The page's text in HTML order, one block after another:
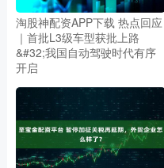
淘股神配资APP下载 热点回应
｜首批L3级车型获批上路
&#32;我国自动驾驶时代有序
开启